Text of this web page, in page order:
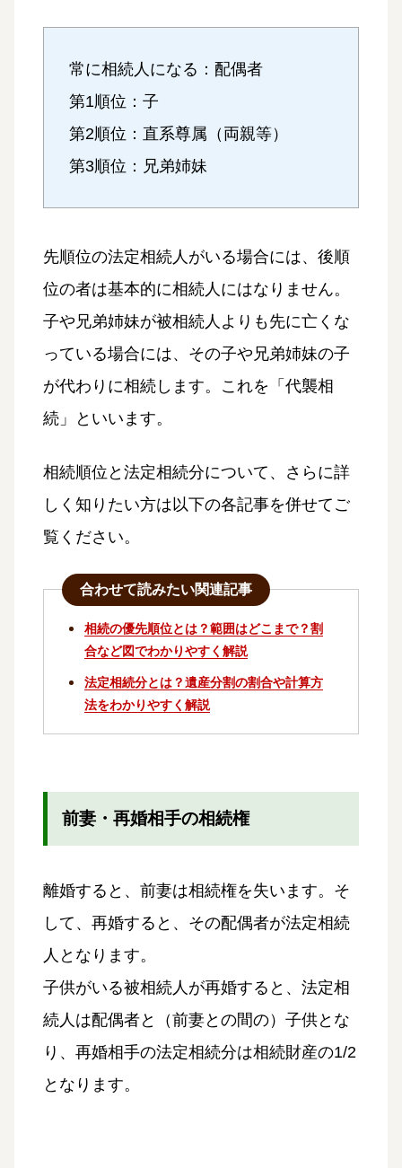
常に相続人になる：配偶者
第1順位：子
第2順位：直系尊属（両親等）
第3順位：兄弟姉妹
先順位の法定相続人がいる場合には、後順
位の者は基本的に相続人にはなりません。
子や兄弟姉妹が被相続人よりも先に亡くな
っている場合には、その子や兄弟姉妹の子
が代わりに相続します。これを「代襲相
続」といいます。
相続順位と法定相続分について、さらに詳
しく知りたい方は以下の各記事を併せてご
覧ください。
合わせて読みたい関連記事
相続の優先順位とは？範囲はどこまで？割
合など図でわかりやすく解説
法定相続分とは？遺産分割の割合や計算方
法をわかりやすく解説
前妻・再婚相手の相続権
離婚すると、前妻は相続権を失います。そ
して、再婚すると、その配偶者が法定相続
人となります。
子供がいる被相続人が再婚すると、法定相
続人は配偶者と（前妻との間の）子供とな
り、再婚相手の法定相続分は相続財産の1/2
となります。